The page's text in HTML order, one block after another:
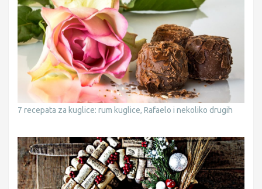
7 recepata za kuglice: rum kuglice, Rafaelo i nekoliko drugih